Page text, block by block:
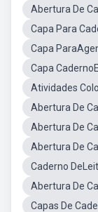
Abertura De
Capa Para
Capa
Capa
Atividades
Abertura De
Abertura De
Abertura De
Caderno
Abertura De
Capas De